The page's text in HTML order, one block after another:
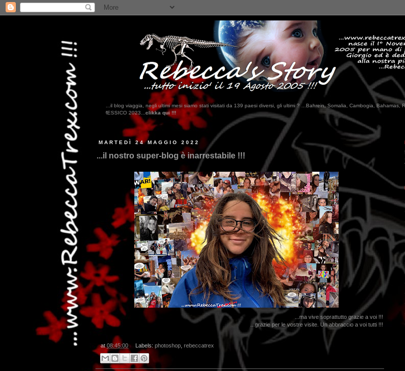
...il blog viaggia, negli ultimi mesi siamo stati visitati da 139 paesi diversi, gli ultimi ? ...Bahrein, Somalia, Cambogia, Bahamas,
MARTEDÌ 24 MAGGIO 2022
...il nostro super-blog è inarrestabile !!!
...ma vive soprattutto grazie a voi !!!
...grazie per le vostre visite. Un abbraccio a voi tutti !!!
at08:45:00 Labels: photoshop, rebeccatrex ...dai non perdere